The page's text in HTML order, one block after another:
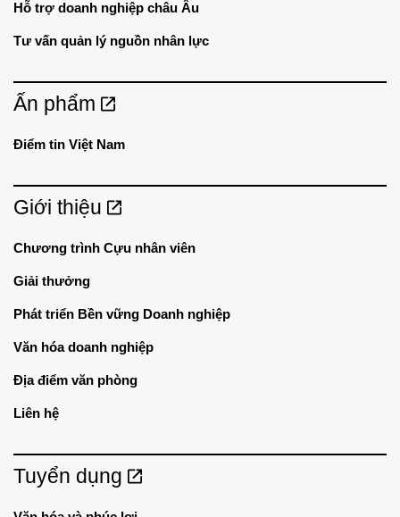
Hỗ trợ doanh nghiệp châu Âu
Tư vấn quản lý nguồn nhân lực
Ấn phẩm
Điểm tin Việt Nam
Giới thiệu
Chương trình Cựu nhân viên
Giải thưởng
Phát triển Bền vững Doanh nghiệp
Văn hóa doanh nghiệp
Địa điểm văn phòng
Liên hệ
Tuyển dụng